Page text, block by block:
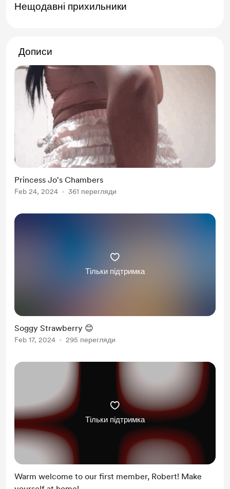
Нещодавні прихильники
Дописи
Princess Jo's Chambers
Feb 24, 2024 361 перегляди
Тільки підтримка
Soggy Strawberry 😊
Feb 17, 2024 295 перегляди
Тільки підтримка
Warm welcome to our first member, Robert! Make